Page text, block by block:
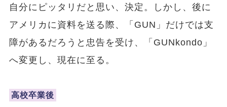
自分にピッタリだと思い、決定。しかし、後に
アメリカに資料を送る際、「GUN」だけでは支
障があるだろうと忠告を受け、「GUNkondo」
へ変更し、現在に至る。
高校卒業後